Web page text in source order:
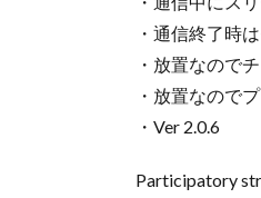
・通信終了時
・放置なので
・放置なので
・Ver 2.0.6
Participatory